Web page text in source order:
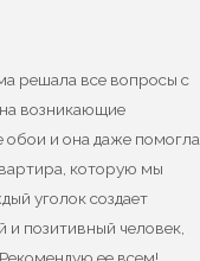
решала все вопросы с
возникающие
и она даже помогла
которую мы
уголок создает
и позитивный человек,